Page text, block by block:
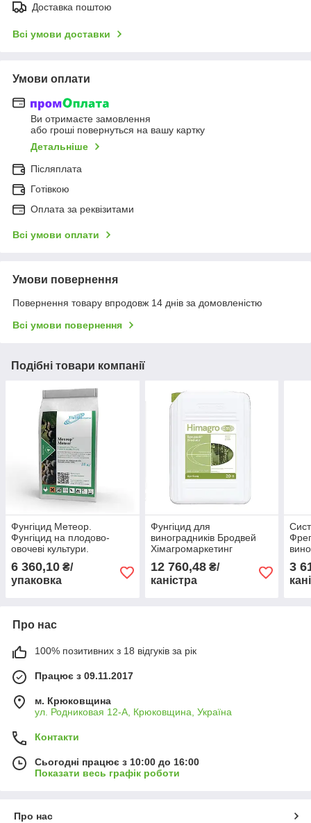
Доставка поштою
Всі умови доставки
Умови оплати
Ви отримаєте замовлення
або гроші повернуться на вашу картку
Детальніше
Післяплата
Готівкою
Оплата за реквізитами
Всі умови оплати
Умови повернення
Повернення товару впродовж 14 днів за домовленістю
Всі умови повернення
Подібні товари компанії
Фунгіцид Метеор.
Фунгіцид на плодово-
овочеві культури.
6 360,10 ₴/
упаковка
Фунгіцид для
виноградників Бродвей
Хімагромаркетинг
12 760,48₴/
каністра
3
Про нас
100% позитивних з 18 відгуків за рік
Працює з 09.11.2017
м. Крюковщина
ул. Родниковая 12-А, Крюковщина, Україна
Контакти
Сьогодні працює з 10:00 до 16:00
Показати весь графік роботи
Про нас